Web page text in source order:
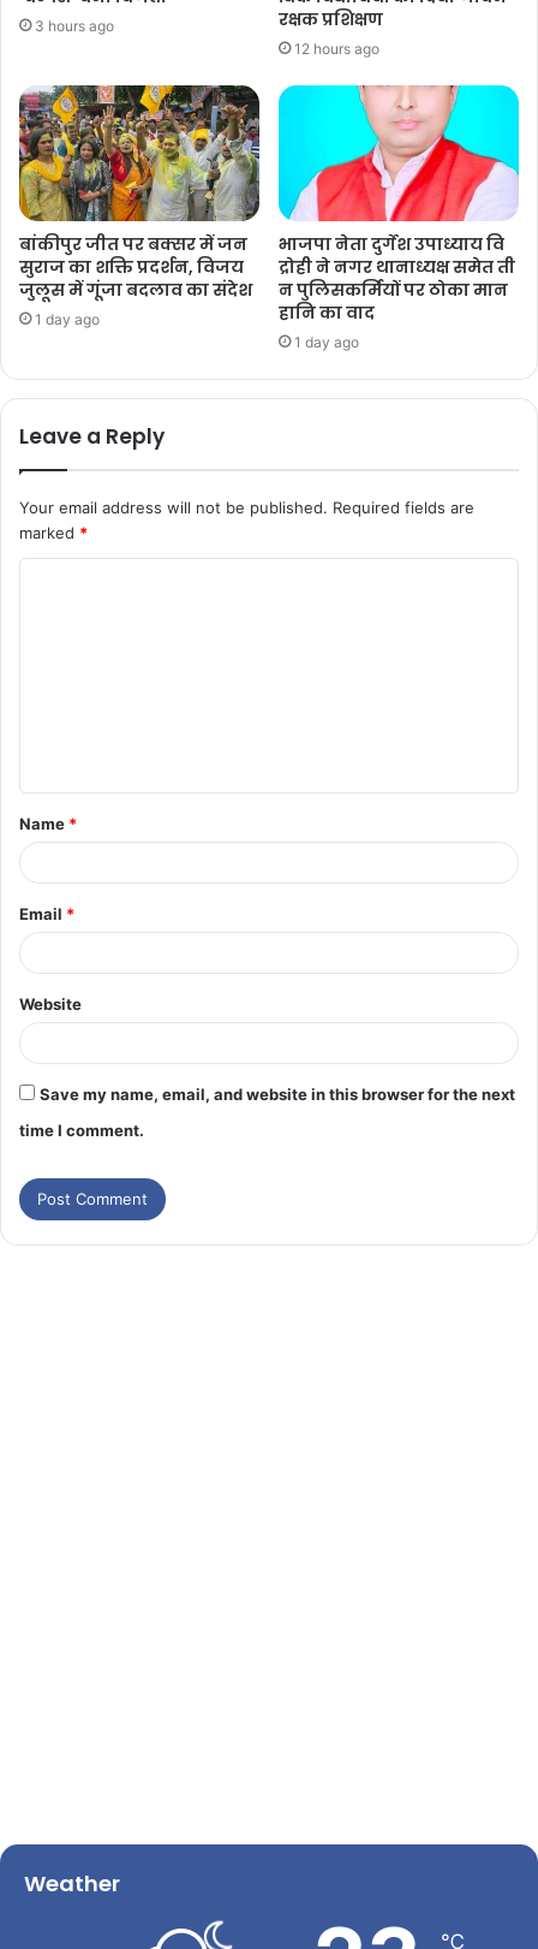
3 hours ago
रक्षक प्रशिक्षण
12 hours ago
बांकीपुर जीत पर बक्सर में जन
सुराज का शक्ति प्रदर्शन, विजय
जुलूस में गूंजा बदलाव का संदेश
1 day ago
भाजपा नेता दुर्गेश उपाध्याय वि
द्रोही ने नगर थानाध्यक्ष समेत ती
न पुलिसकर्मियों पर ठोका मान
हानि का वाद
1 day ago
Leave a Reply
Your email address will not be published. Required fields are
marked *
Name *
Email *
Website
Save my name, email, and website in this browser for the next
time I comment.
Weather
℃